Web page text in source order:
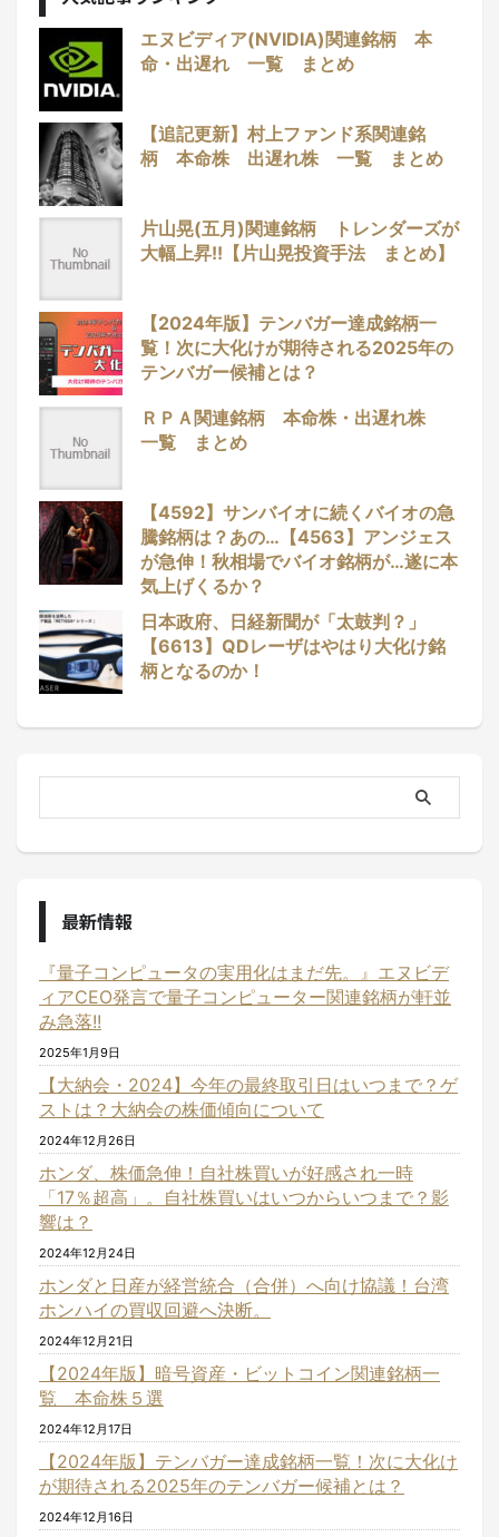
エヌビディア(NVIDIA)関連銘柄 本
命・出遅れ 一覧 まとめ
【追記更新】村上ファンド系関連銘
柄 本命株 出遅れ株 一覧 まとめ
片山晃(五月)関連銘柄 トレンダーズが
大幅上昇!!【片山晃投資手法 まとめ】
【2024年版】テンバガー達成銘柄一
覧！次に大化けが期待される2025年の
テンバガー候補とは？
ＲＰＡ関連銘柄 本命株・出遅れ株
一覧 まとめ
【4592】サンバイオに続くバイオの急
騰銘柄は？あの…【4563】アンジェス
が急伸！秋相場でバイオ銘柄が…遂に本
気上げくるか？
日本政府、日経新聞が「太鼓判？」
【6613】QDレーザはやはり大化け銘
柄となるのか！
最新情報
『量子コンピュータの実用化はまだ先。』エヌビデ
ィアCEO発言で量子コンピューター関連銘柄が軒並
み急落!!
2025年1月9日
【大納会・2024】今年の最終取引日はいつまで？ゲ
ストは？大納会の株価傾向について
2024年12月26日
ホンダ、株価急伸！自社株買いが好感され一時
「17％超高」。自社株買いはいつからいつまで？影
響は？
2024年12月24日
ホンダと日産が経営統合（合併）へ向け協議！台湾
ホンハイの買収回避へ決断。
2024年12月21日
【2024年版】暗号資産・ビットコイン関連銘柄一
覧 本命株５選
2024年12月17日
【2024年版】テンバガー達成銘柄一覧！次に大化け
が期待される2025年のテンバガー候補とは？
2024年12月16日